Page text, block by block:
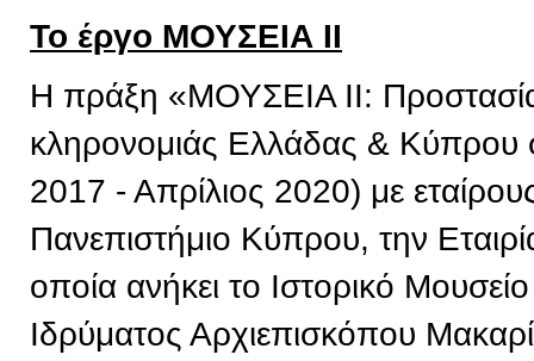
Το έργο ΜΟΥΣΕΙΑ ΙΙ
Η πράξη «ΜΟΥΣΕΙΑ ΙΙ: Προστασία
κληρονομιάς Ελλάδας & Κύπρου
2017 - Απρίλιος 2020) με
Πανεπιστήμιο Κύπρου, την
οποία ανήκει το Ιστορικό
Ιδρύματος Αρχιεπισκόπου